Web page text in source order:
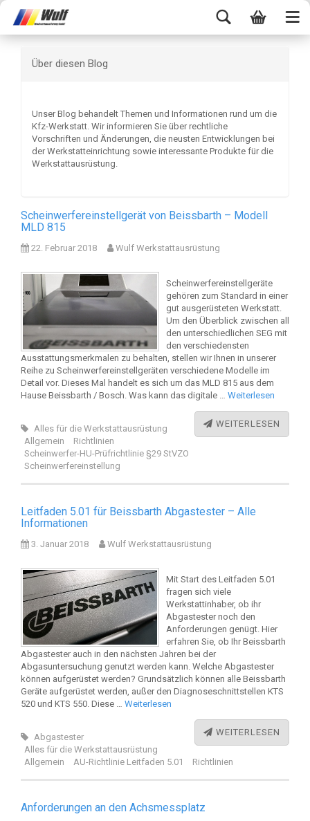
Über diesen Blog
Unser Blog behandelt Themen und Informationen rund um die
Kfz-Werkstatt. Wir informieren Sie über rechtliche
Vorschriften und Änderungen, die neusten Entwicklungen bei
der Werkstatteinrichtung sowie interessante Produkte für die
Werkstattausrüstung.
Scheinwerfereinstellgerät von Beissbarth – Modell
MLD 815
22. Februar 2018 Wulf Werkstattausrüstung
Scheinwerfereinstellgeräte
gehören zum Standard in einer
gut ausgerüsteten Werkstatt.
Um den Überblick zwischen all
den unterschiedlichen SEG mit
den verschiedensten
Ausstattungsmerkmalen zu behalten, stellen wir Ihnen in unserer
Reihe zu Scheinwerfereinstellgeräten verschiedene Modelle im
Detail vor. Dieses Mal handelt es sich um das MLD 815 aus dem
Hause Beissbarth / Bosch. Was kann das digitale … Weiterlesen
WEITERLESEN
Alles für die Werkstattausrüstung
Allgemein
Richtlinien
Scheinwerfer-HU-Prüfrichtlinie §29 StVZO
Scheinwerfereinstellung
Leitfaden 5.01 für Beissbarth Abgastester – Alle
Informationen
3. Januar 2018 Wulf Werkstattausrüstung
Mit Start des Leitfaden 5.01
fragen sich viele
Werkstattinhaber, ob ihr
Abgastester noch den
Anforderungen genügt. Hier
erfahren Sie, ob Ihr Beissbarth
Abgastester auch in den nächsten Jahren bei der
Abgasuntersuchung genutzt werden kann. Welche Abgastester
können aufgerüstet werden? Grundsätzlich können alle Beissbarth
Geräte aufgerüstet werden, außer den Diagnoseschnittstellen KTS
520 und KTS 550. Diese … Weiterlesen
WEITERLESEN
Abgastester
Alles für die Werkstattausrüstung
Allgemein
AU-Richtlinie Leitfaden 5.01 Richtlinien
Anforderungen an den Achsmessplatz